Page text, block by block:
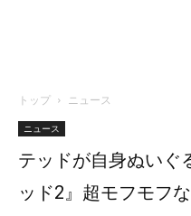
トップ ニュース
ニュース
テッドが自身ぬいぐ
ッド2』超モフモフ